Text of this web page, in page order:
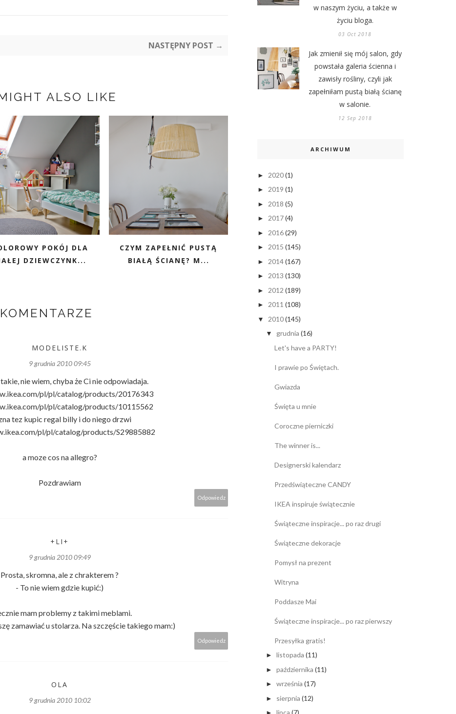
NASTĘPNY POST →
ALSO LIKE
POKÓJ DLA
DZIEWCZYNK...
CZYM ZAPEŁNIĆ PUSTĄ
BIAŁĄ ŚCIANĘ? M...
MODELISTE.K
9 grudnia 2010 09:45
nie wiem, chyba że Ci nie odpowiadaja.
pl/pl/catalog/products/20176343
pl/pl/catalog/products/10115562
tez kupic regal billy i do niego drzwi
pl/pl/catalog/products/S29885882
a moze cos na allegro?
Pozdrawiam
Odpowiedz
+LI+
9 grudnia 2010 09:49
Prosta, skromna, ale z chrakterem ?
- To nie wiem gdzie kupić:)
mam problemy z takimi meblami.
zamawiać u stolarza. Na szczęście takiego mam:)
Odpowiedz
OLA
9 grudnia 2010 10:02
w naszym życiu, a także w
życiu bloga.
03 Oct 2018
Jak zmienił się mój salon, gdy
powstała galeria ścienna i
zawisły rośliny, czyli jak
zapełniłam pustą białą ścianę
w salonie.
12 Sep 2018
ARCHIWUM
► 2020(1)
► 2019 (1)
► 2018 (5)
► 2017(4)
► 2016(29)
► 2015 (145)
► 2014(167)
► 2013 (130)
► 2012 (189)
► 2011 (108)
▼ 2010(145)
▼ grudnia (16)
Let's have a PARTY!
I prawie po Świętach.
Gwiazda
Święta u mnie
Coroczne pierniczki
The winner is...
Designerski kalendarz
Przedświąteczne CANDY
IKEA inspiruje świątecznie
Świąteczne inspiracje... po raz drugi
Świąteczne dekoracje
Pomysł na prezent
Witryna
Poddasze Mai
Świąteczne inspiracje... po raz pierwszy
Przesyłka gratis!
► listopada (11)
► października (11)
► września (17)
► sierpnia (12)